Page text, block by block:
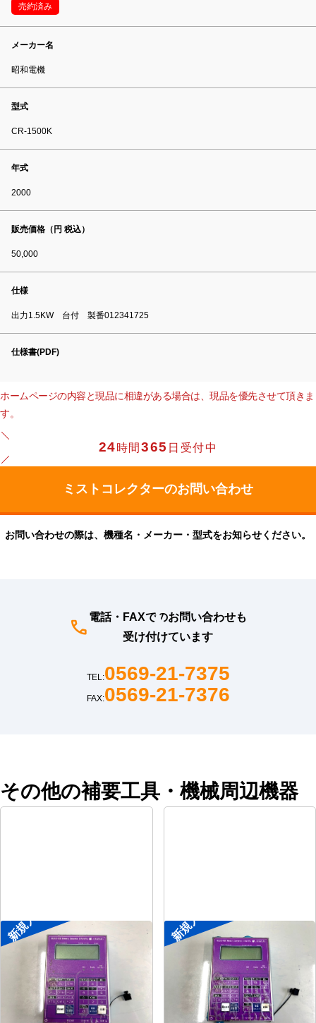
売約済み
メーカー名
昭和電機
型式
CR-1500K
年式
2000
販売価格（円 税込）
50,000
仕様
出力1.5KW 台付 製番012341725
仕様書(PDF)
ホームページの内容と現品に相違がある場合は、現品を優先させて頂きま
す。
24時間365 日受付中
お問い合わせの際は、機種名・メーカー・型式をお知らせください。
電話・FAXでのお問い合わせも
受け付けています
TEL:0569-21-7375
FAX:0569-21-7376
その他の補要工具・機械周辺機器
新規入荷
ポータブル入出力装置
協立アスリック
式U-Port Pro
式-
新規入荷
ポータブル入出力装置
メーカー 協立アスリック
式U-Port Pro
式-